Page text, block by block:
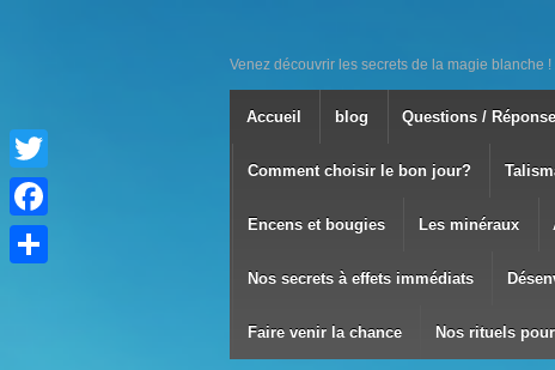
Venez découvrir les secrets de la magie blanche !
Accueil blog Questions /
Comment choisir le bon jour?
Encens et bougies Les minéraux
Nos secrets à effets immédiats
Faire venir la chance Nos rituels
Twitter
Facebook